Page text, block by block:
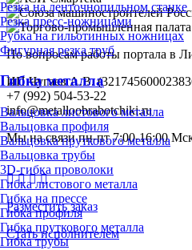
Резка на ленточнопильном станке
Резка пресс-ножницами
Рубка на гильотинных ножницах
Фигурная резка труб
Гибка металла
Вальцовка листового металла
Вальцовка профиля
Вальцовка пруткового металла
Вальцовка трубы
3D-гибка проволоки
Гибка листового металла
Гибка на прессе
Гибка профиля
Гибка пруткового металла
Гибка трубы
По вопросам работы портала в
ИП Чугаев А.В.
+7 (992) 504-53-22
info@metalloobrabotchiki.ru
Мы на связи пн-пт 7:00-16:00
Разместить заказ
Стать исполнителем